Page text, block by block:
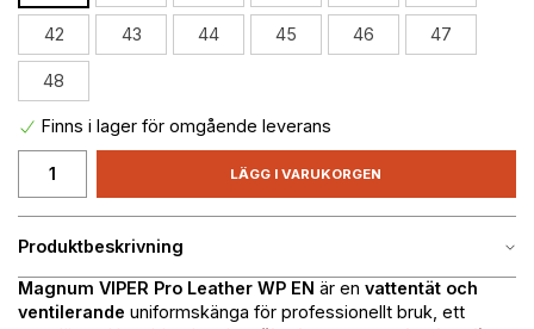
42 43 44 45 46 47
48
Finns i lager för omgående leverans
LÄGG I VARUKORGEN
Produktbeskrivning
Magnum VIPER Pro Leather WP EN är en vattentät och
ventilerande uniformskänga för professionellt bruk, ett